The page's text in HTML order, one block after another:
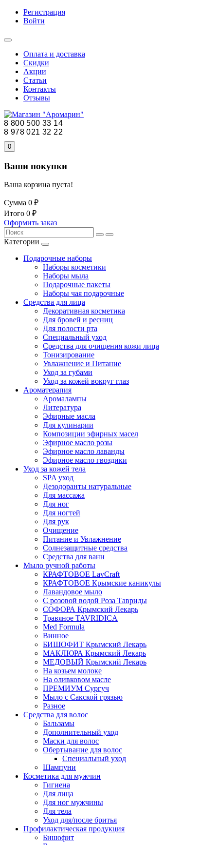
Регистрация
Войти
Оплата и доставка
Скидки
Акции
Статьи
Контакты
Отзывы
8 800 500 33 14
8 978 021 32 22
0
Ваши покупки
Ваша корзина пуста!
Сумма 0 ₽
Итого 0 ₽
Оформить заказ
Категории
Подарочные наборы
Наборы косметики
Наборы мыла
Подарочные пакеты
Наборы чая подарочные
Средства для лица
Декоративная косметика
Для бровей и ресниц
Для полости рта
Специальный уход
Средства для очищения кожи лица
Тонизирование
Увлажнение и Питание
Уход за губами
Уход за кожей вокруг глаз
Ароматерапия
Аромалампы
Литература
Эфирные масла
Для кулинарии
Композиции эфирных масел
Эфирное масло розы
Эфирное масло лаванды
Эфирное масло гвоздики
Уход за кожей тела
SPA уход
Дезодоранты натуральные
Для массажа
Для ног
Для ногтей
Для рук
Очищение
Питание и Увлажнение
Солнезащитные средства
Средства для ванн
Мыло ручной работы
КРАФТОВОЕ LavCraft
КРАФТОВОЕ Крымские каникулы
Лавандовое мыло
С розовой водой Роза Тавриды
СОФОРА Крымский Лекарь
Травяное TAVRIDICA
Med Formula
Винное
БИШОФИТ Крымский Лекарь
МАКЛЮРА Крымский Лекарь
МЕДОВЫЙ Крымский Лекарь
На козьем молоке
На оливковом масле
ПРЕМИУМ Сургуч
Мыло с Сакской грязью
Разное
Средства для волос
Бальзамы
Дополнительный уход
Маски для волос
Обертывание для волос
Специальный уход
Шампуни
Косметика для мужчин
Гигиена
Для лица
Для ног мужчины
Для тела
Уход для/после бритья
Профилактическая продукция
Бишофит